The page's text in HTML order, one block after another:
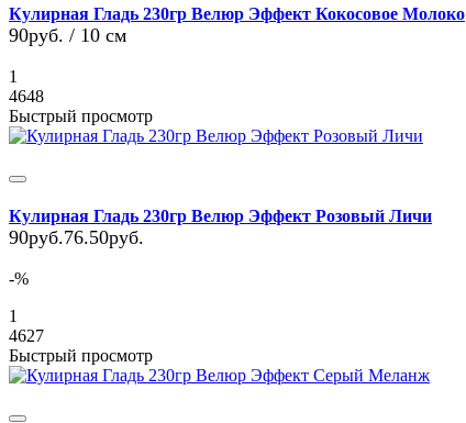
Кулирная Гладь 230гр Велюр Эффект Кокосовое Молоко
90руб. / 10 см
1
4648
Быстрый просмотр
Кулирная Гладь 230гр Велюр Эффект Розовый Личи
90руб.76.50руб.
-%
1
4627
Быстрый просмотр